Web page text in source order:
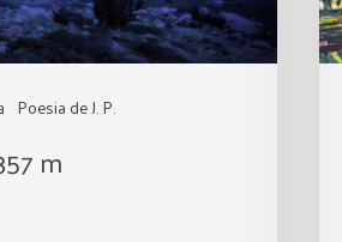
Poesia de J. P.
m
i